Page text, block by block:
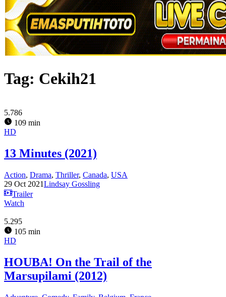
Tag: Cekih21
5.786
109 min
HD
13 Minutes (2021)
Action, Drama, Thriller, Canada, USA
29 Oct 2021Lindsay Gossling
Trailer
Watch
5.295
105 min
HD
HOUBA! On the Trail of the
Marsupilami (2012)